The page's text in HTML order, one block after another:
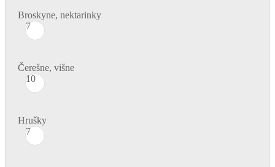
Broskyne, nektarinky
7
Čerešne, višne
10
Hrušky
7